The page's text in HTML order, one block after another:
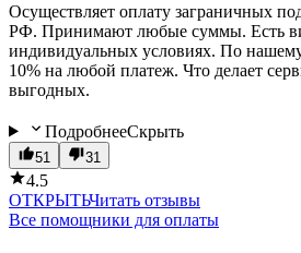
Осуществляет оплату заграничных
РФ. Принимают любые суммы. Есть
индивидуальных условиях. По
10% на любой платеж. Что делает
выгодных.
ПодробнееСкрыть
51 31
4.5
ОТКРЫТЬЧитать отзывы
Все помощники для оплаты